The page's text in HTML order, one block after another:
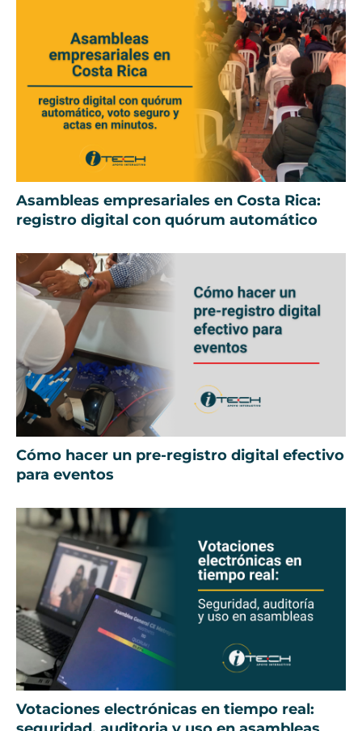
Asambleas empresariales en Costa Rica:
registro digital con quórum automático
Cómo hacer un pre-registro digital efectivo
para eventos
Votaciones electrónicas en tiempo real: